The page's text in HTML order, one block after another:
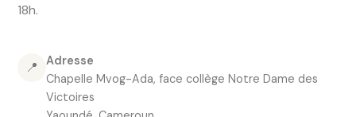
18h.
📍
Adresse
Chapelle Mvog-Ada, face collège Notre Dame des
Victoires